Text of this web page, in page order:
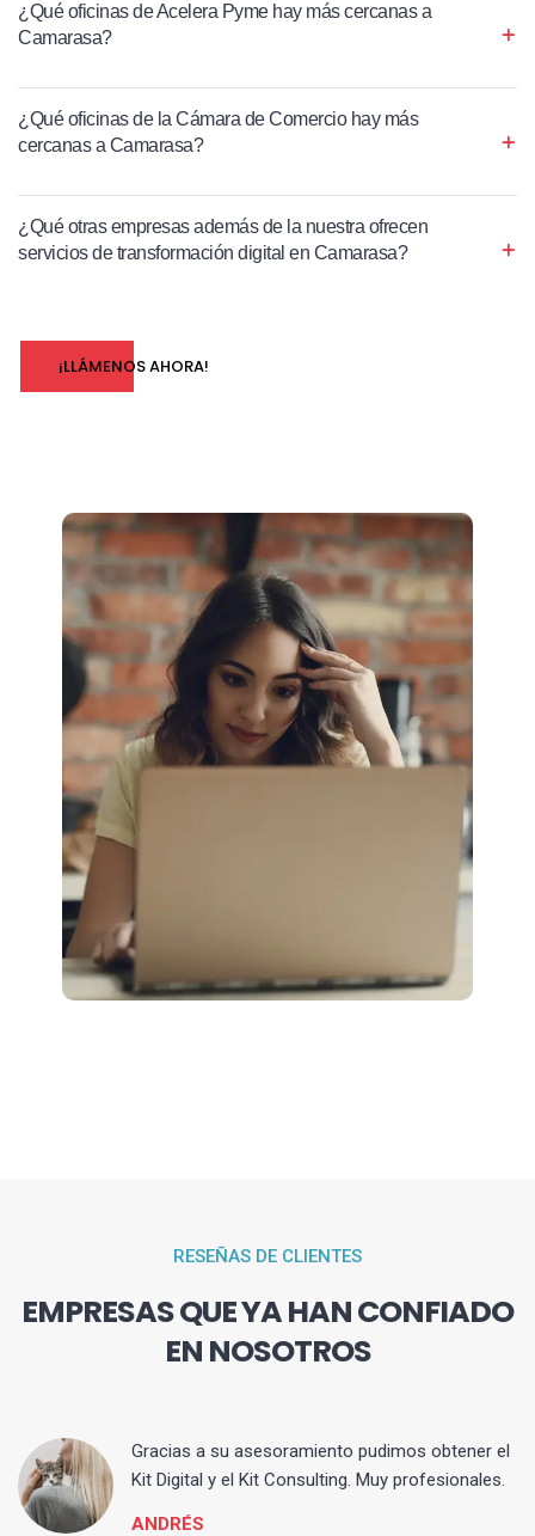
¿Qué oficinas de Acelera Pyme hay más cercanas a
Camarasa?
¿Qué oficinas de la Cámara de Comercio hay más
cercanas a Camarasa?
¿Qué otras empresas además de la nuestra ofrecen
servicios de transformación digital en Camarasa?
¡LLÁMENOS AHORA!
RESEÑAS DE CLIENTES
EMPRESAS QUE YA HAN CONFIADO
EN NOSOTROS
Gracias a su asesoramiento pudimos obtener el
Kit Digital y el Kit Consulting. Muy profesionales.
ANDRÉS